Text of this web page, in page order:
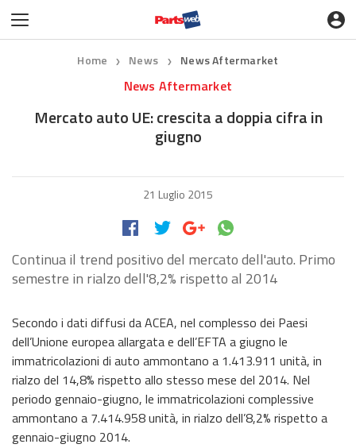
Home ❯ News ❯ News Aftermarket
News Aftermarket
Mercato auto UE: crescita a doppia cifra in
giugno
21 Luglio 2015
Continua il trend positivo del mercato dell'auto. Primo
semestre in rialzo dell'8,2% rispetto al 2014
Secondo i dati diffusi da ACEA, nel complesso dei Paesi
dell’Unione europea allargata e dell’EFTA a giugno le
immatricolazioni di auto ammontano a 1.413.911 unità, in
rialzo del 14,8% rispetto allo stesso mese del 2014. Nel
periodo gennaio-giugno, le immatricolazioni complessive
ammontano a 7.414.958 unità, in rialzo dell’8,2% rispetto a
gennaio-giugno 2014.